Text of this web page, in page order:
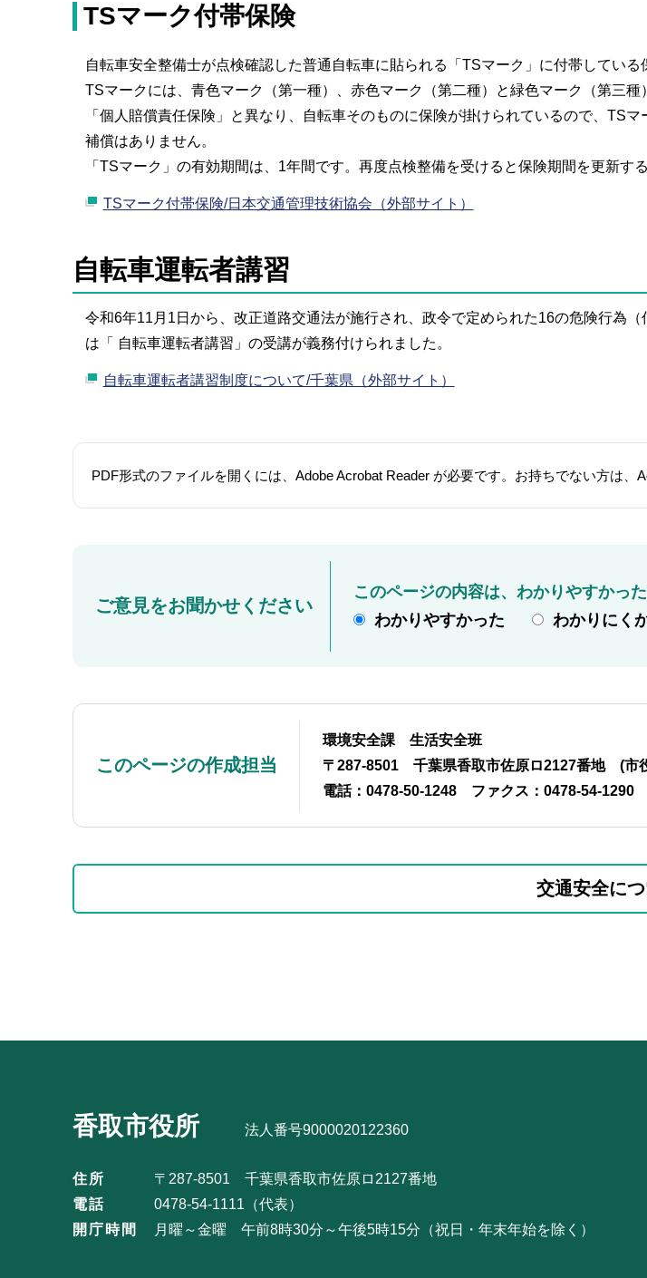
TSマーク付帯保険
自転車安全整備士が点検確認した普通自転車に貼られる「TSマーク」に付帯している
TSマークには、青色マーク（第一種）、赤色マーク（第二種）と緑色マーク（第三種
「個人賠償責任保険」と異なり、自転車そのものに保険が掛けられているので、TS
補償はありません。
「TSマーク」の有効期間は、1年間です。再度点検整備を受けると保険期間を更新す
TSマーク付帯保険/日本交通管理技術協会（外部サイト）
自転車運転者講習
令和6年11月1日から、改正道路交通法が施行され、政令で定められた16の危険行為
は「 自転車運転者講習」の受講が義務付けられました。
自転車運転者講習制度について/千葉県（外部サイト）
PDF形式のファイルを開くには、Adobe Acrobat Reader が必要です。お持ちでない方は、
ご意見をお聞かせください
このページの内容は、わかりやすかっ
わかりやすかった
わかりにく
このページの作成担当
環境安全課 生活安全班
〒287-8501 千葉県香取市佐原ロ2127番地 (市
電話：0478-50-1248 ファクス：0478-54-1290
こ
ら
交通安全に
ビ
シ
ョ
こ
こ
ま
香取市役所 法人番号9000020122360
住所
〒287-8501 千葉県香取市佐原ロ2127番地
電話
0478-54-1111（代表）
開庁時間
月曜～金曜 午前8時30分～午後5時15分（祝日・年末年始を除く）